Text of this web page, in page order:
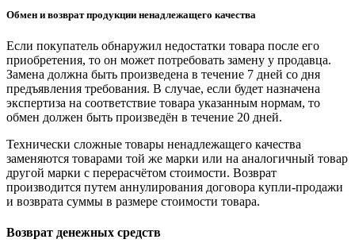
Обмен и возврат продукции ненадлежащего качества
Если покупатель обнаружил недостатки товара после его
приобретения, то он может потребовать замену у продавца.
Замена должна быть произведена в течение 7 дней со дня
предъявления требования. В случае, если будет назначена
экспертиза на соответствие товара указанным нормам, то
обмен должен быть произведён в течение 20 дней.
Технически сложные товары ненадлежащего качества
заменяются товарами той же марки или на аналогичный товар
другой марки с перерасчётом стоимости. Возврат
производится путем аннулирования договора купли-продажи
и возврата суммы в размере стоимости товара.
Возврат денежных средств